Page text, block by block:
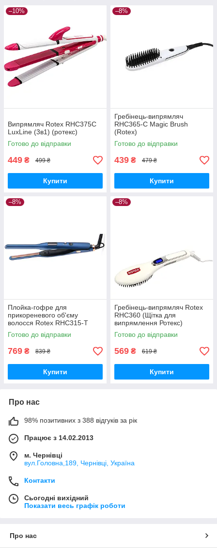
–10%
Випрямляч Rotex RHC375C
LuxLine (3в1) (ротекс)
Готово до відправки
449 ₴ 499 ₴
Купити
–8%
Гребінець-випрямляч
RHC365-C Magic Brush
(Rotex)
Готово до відправки
439 ₴ 479 ₴
Купити
–8%
Плойка-гофре для
прикореневого об'єму
волосся Rotex RHC315-T
BasalPro
Готово до відправки
769 ₴ 839 ₴
Купити
–8%
Гребінець-випрямляч Rotex
RHC360 (Щітка для
випрямлення Ротекс)
Готово до відправки
569 ₴ 619 ₴
Купити
Про нас
98% позитивних з 388 відгуків за рік
Працює з 14.02.2013
м. Чернівці
вул.Головна,189, Чернівці, Україна
Контакти
Сьогодні вихідний
Показати весь графік роботи
Про нас